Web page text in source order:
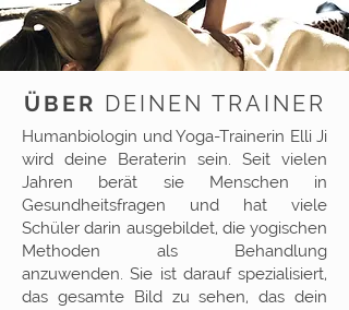
ÜBER DEINEN TRAINER
Humanbiologin und Yoga-Trainerin Elli Ji
wird deine Beraterin sein. Seit vielen
Jahren berät sie Menschen in
Gesundheitsfragen und hat viele
Schüler darin ausgebildet, die yogischen
Methoden als Behandlung
anzuwenden. Sie ist darauf spezialisiert,
das gesamte Bild zu sehen, das dein